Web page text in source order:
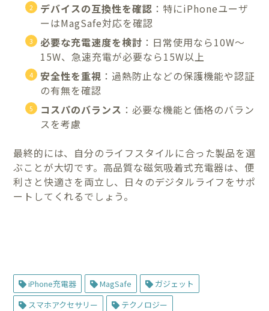
デバイスの互換性を確認 ：特にiPhoneユーザ
ーはMagSafe対応を確認
必要な充電速度を検討 ：日常使用なら10W〜
15W、急速充電が必要なら15W以上
安全性を重視 ：過熱防止などの保護機能や認証
の有無を確認
コスパのバランス ：必要な機能と価格のバラン
スを考慮
最終的には、自分のライフスタイルに合った製品を選
ぶことが大切です。高品質な磁気吸着式充電器は、便
利さと快適さを両立し、日々のデジタルライフをサポ
ートしてくれるでしょう。
iPhone充電器 MagSafe
ガジェット
スマホアクセサリー
テクノロジー